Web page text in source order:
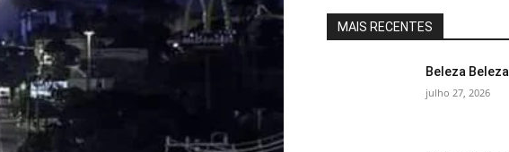
MAIS RECENTES
Beleza Beleza
julho 27, 2026